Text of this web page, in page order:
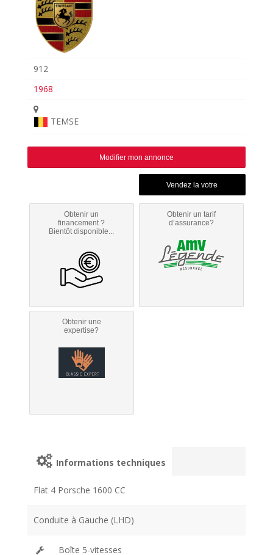
912
1968
TEMSE
Modifier mon annonce
Obtenir un
financement ?
Bientôt disponible...
Obtenir un tarif
d’assurance?
Obtenir une
expertise?
Informations techniques
Flat 4 Porsche 1600 CC
Conduite à Gauche (LHD)
Boîte 5-vitesses